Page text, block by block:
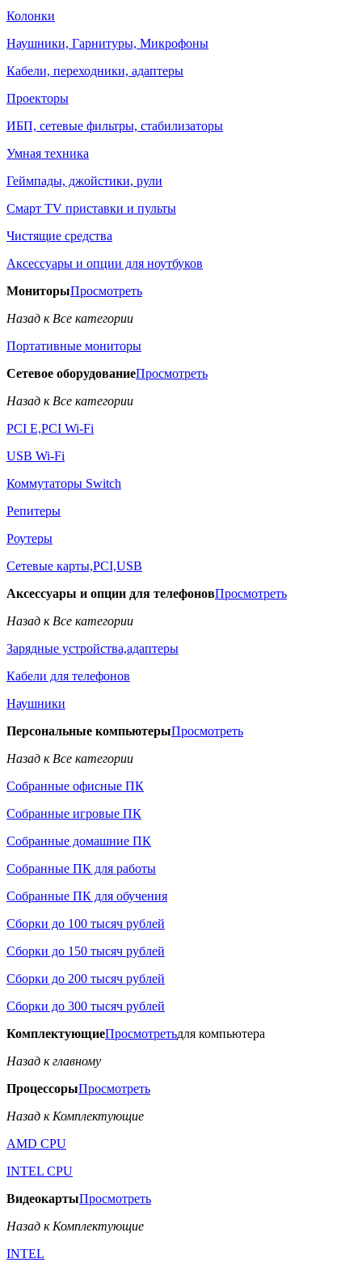
Колонки
Наушники, Гарнитуры, Микрофоны
Кабели, переходники, адаптеры
Проекторы
ИБП, сетевые фильтры, стабилизаторы
Умная техника
Геймпады, джойстики, рули
Смарт TV приставки и пульты
Чистящие средства
Аксессуары и опции для ноутбуков
МониторыПросмотреть
Назад к Все категории
Портативные мониторы
Сетевое оборудованиеПросмотреть
Назад к Все категории
PCI E,PCI Wi-Fi
USB Wi-Fi
Коммутаторы Switch
Репитеры
Роутеры
Сетевые карты,PCI,USB
Аксессуары и опции для телефоновПросмотреть
Назад к Все категории
Зарядные устройства,адаптеры
Кабели для телефонов
Наушники
Персональные компьютерыПросмотреть
Назад к Все категории
Собранные офисные ПК
Собранные игровые ПК
Собранные домашние ПК
Собранные ПК для работы
Собранные ПК для обучения
Сборки до 100 тысяч рублей
Сборки до 150 тысяч рублей
Сборки до 200 тысяч рублей
Сборки до 300 тысяч рублей
КомплектующиеПросмотретьдля компьютера
Назад к главному
ПроцессорыПросмотреть
Назад к Комплектующие
AMD CPU
INTEL CPU
ВидеокартыПросмотреть
Назад к Комплектующие
INTEL